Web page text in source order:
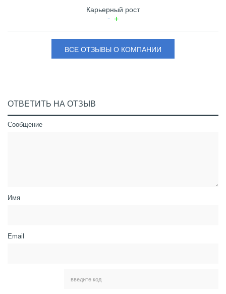
Карьерный рост
ВСЕ ОТЗЫВЫ О КОМПАНИИ
ОТВЕТИТЬ НА ОТЗЫВ
Сообщение
Имя
Email